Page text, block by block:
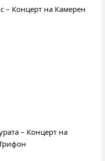
– Концерт на Камерен
– Концерт на